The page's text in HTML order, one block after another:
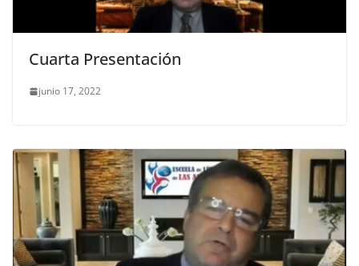
Cuarta Presentación
junio 17, 2022